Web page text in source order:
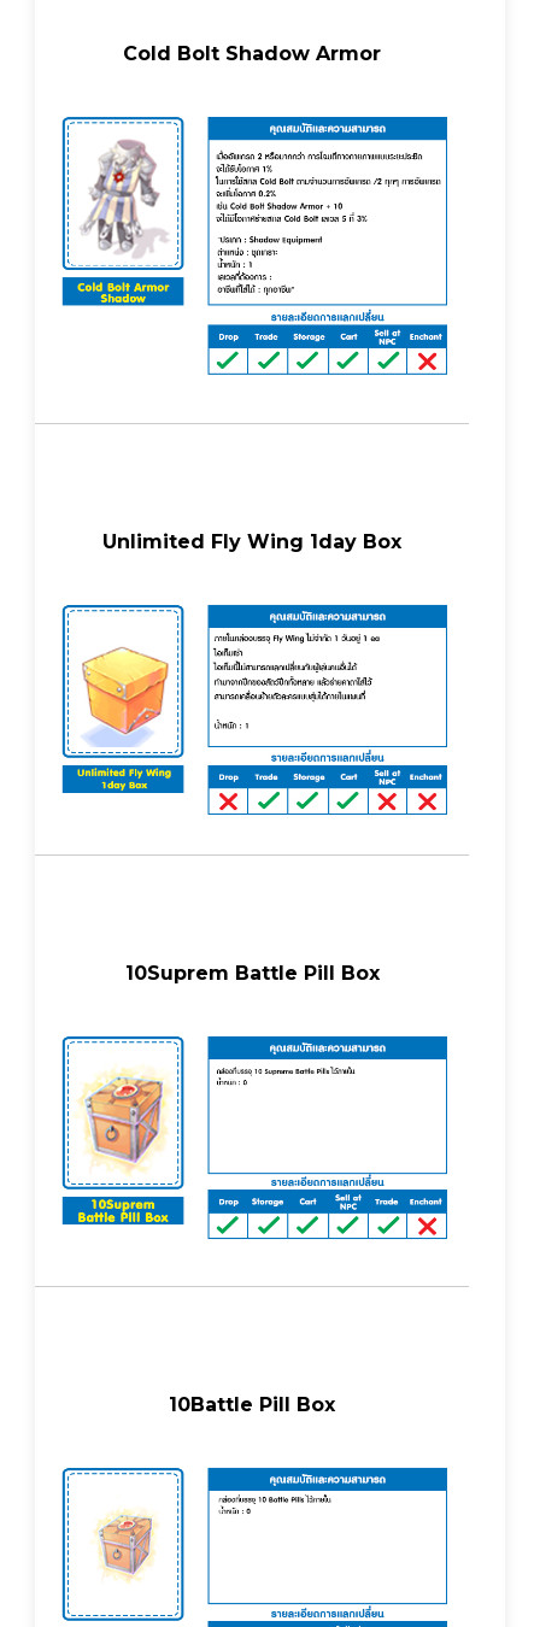
Cold Bolt Shadow Armor
Unlimited Fly Wing 1day Box
10Suprem Battle Pill Box
10Battle Pill Box